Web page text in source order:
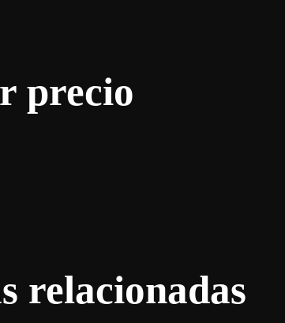
precio
relacionadas